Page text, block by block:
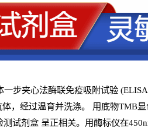
一步夹心法酶联免疫吸附试验(ELISA
，经过温育并洗涤。 用底物TMB显
测试剂盒呈正相关。用酶标仪在450